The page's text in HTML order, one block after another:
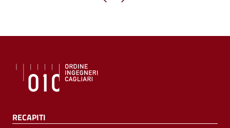
RECAPITI